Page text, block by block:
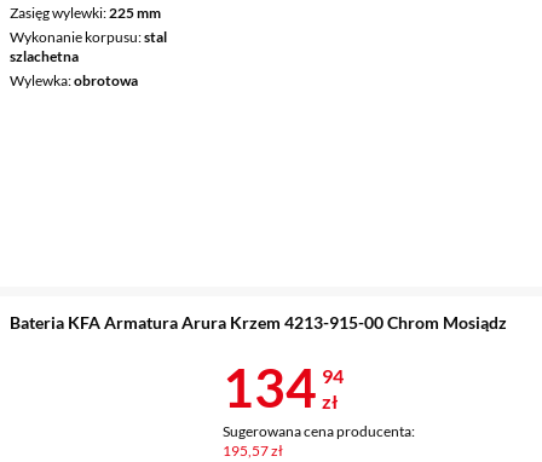
Zasięg wylewki 225 mm
Wykonanie korpusu stal
szlachetna
Wylewka obrotowa
Bateria KFA Armatura Arura Krzem 4213-915-00 Chrom Mosiądz
Cena 134,94
134 94
zł
Sugerowana cena producenta:
195,57 zł